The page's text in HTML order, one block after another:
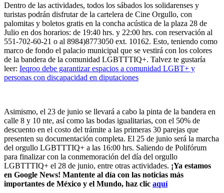
Dentro de las actividades, todos los sábados los solidarenses y
turistas podrán disfrutar de la cartelera de Cine Orgullo, con
palomitas y boletos gratis en la concha acústica de la plaza 28 de
Julio en dos horarios: de 19:40 hrs. y 22:00 hrs. con reservación al
551-702-60-21 o al 8984)8773050 ext. 10162. Esto, teniendo como
marco de fondo el palacio municipal que se vestirá con los colores
de la bandera de la comunidad LGBTTTIQ+. Talvez te gustaría
leer: Ieqroo debe garantizar espacios a comunidad LGBT+ y
personas con discapacidad en diputaciones
Asimismo, el 23 de junio se llevará a cabo la pinta de la bandera en
calle 8 y 10 nte, así como las bodas igualitarias, con el 50% de
descuento en el costo del trámite a las primeras 30 parejas que
presenten su documentación completa. El 25 de junio será la marcha
del orgullo LGBTTTIQ+ a las 16:00 hrs. Saliendo de Polifórum
para finalizar con la conmemoración del día del orgullo
LGBTTTIQ+ el 28 de junio, entre otras actividades. ¡Ya estamos
en Google News! Mantente al día con las noticias más
importantes de México y el Mundo, haz clic aquí